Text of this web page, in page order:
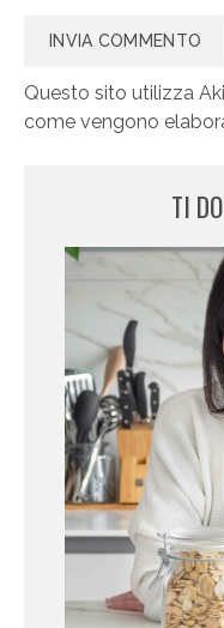
Questo sito utilizza
come vengono
TI